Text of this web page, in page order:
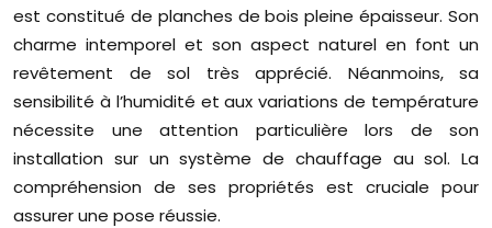
est constitué de planches de bois pleine épaisseur. Son
charme intemporel et son aspect naturel en font un
revêtement de sol très apprécié. Néanmoins, sa
sensibilité à l’humidité et aux variations de température
nécessite une attention particulière lors de son
installation sur un système de chauffage au sol. La
compréhension de ses propriétés est cruciale pour
assurer une pose réussie.